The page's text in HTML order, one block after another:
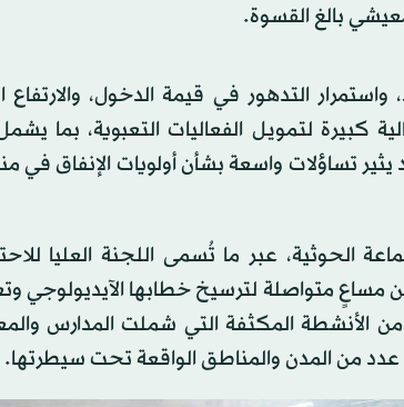
بالغ القسوة.
التدهور في قيمة الدخول،
لتمويل الفعاليات التعبوية، بما
تساؤلات واسعة بشأن أولويات الإنفاق في
عبر ما تُسمى اللجنة العليا
مساعٍ متواصلة لترسيخ خطابها الآيديولوجي
المكثفة التي شملت المدارس
من المدن والمناطق الواقعة تحت سيطرتها.